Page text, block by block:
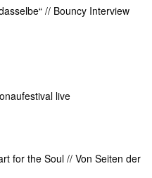
// Bouncy Interview
live
for the Soul // Von Seiten der